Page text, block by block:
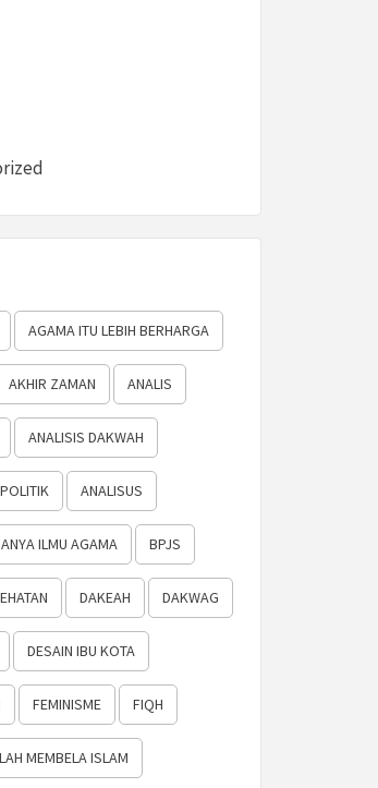
AGAMA ITU LEBIH BERHARGA
AKHIR ZAMAN ANALIS
ANALISIS DAKWAH
ANALISUS
ILMU AGAMA BPJS
DAKEAH DAKWAG
DESAIN IBU KOTA
FEMINISME FIQH
MEMBELA ISLAM